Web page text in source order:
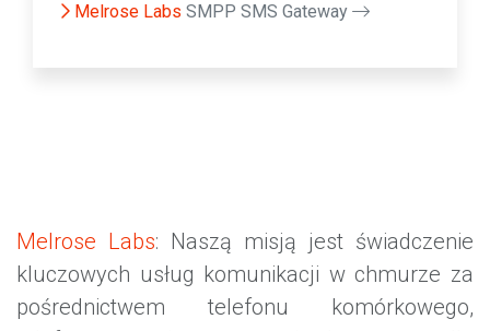
Melrose Labs SMPP SMS Gateway
Melrose Labs: Naszą misją jest świadczenie
kluczowych usług komunikacji w chmurze za
pośrednictwem telefonu komórkowego,